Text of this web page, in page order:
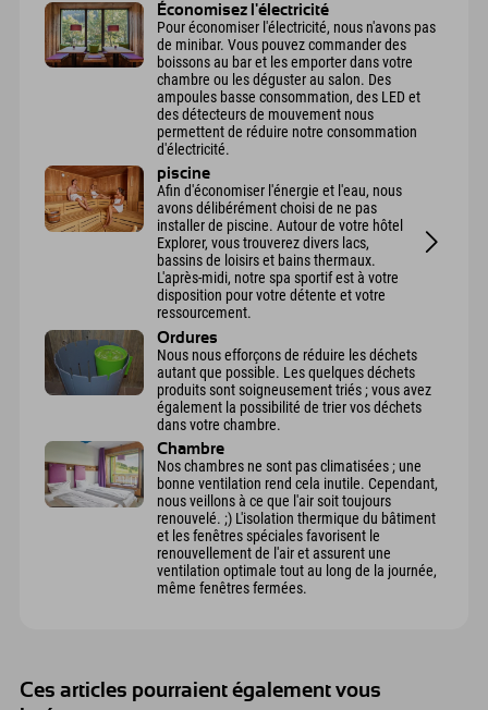
Économisez l'électricité
Pour économiser l'électricité, nous n'avons pas
de minibar. Vous pouvez commander des
boissons au bar et les emporter dans votre
chambre ou les déguster au salon. Des
ampoules basse consommation, des LED et
des détecteurs de mouvement nous
permettent de réduire notre consommation
d'électricité.
piscine
Afin d'économiser l'énergie et l'eau, nous
avons délibérément choisi de ne pas
installer de piscine. Autour de votre hôtel
Explorer, vous trouverez divers lacs,
bassins de loisirs et bains thermaux.
L'après-midi, notre spa sportif est à votre
disposition pour votre détente et votre
ressourcement.
Ordures
Nous nous efforçons de réduire les déchets
autant que possible. Les quelques déchets
produits sont soigneusement triés ; vous avez
également la possibilité de trier vos déchets
dans votre chambre.
Chambre
Nos chambres ne sont pas climatisées ; une
bonne ventilation rend cela inutile. Cependant,
nous veillons à ce que l'air soit toujours
renouvelé. ;) L'isolation thermique du bâtiment
et les fenêtres spéciales favorisent le
renouvellement de l'air et assurent une
ventilation optimale tout au long de la journée,
même fenêtres fermées.
Ces articles pourraient également vous